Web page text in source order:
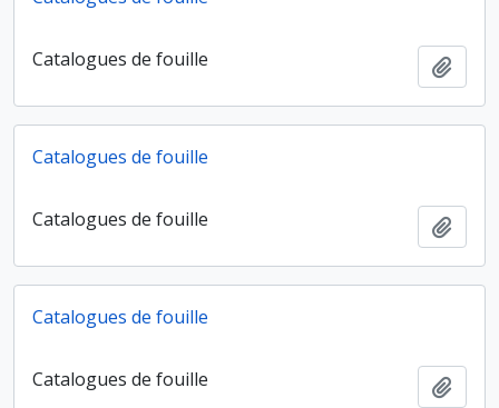
Catalogues de fouille
Catalogues de fouille
Catalogues de fouille
Catalogues de fouille
Catalogues de fouille